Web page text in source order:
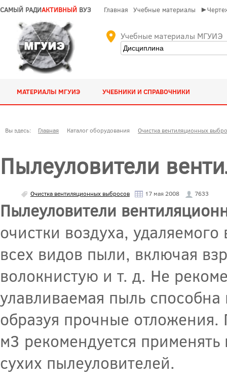
САМЫЙ РАДИАКТИВНЫЙ ВУЗ Главная Учебные материалы
Учебные материалы МГУИЭ
МАТЕРИАЛЫ МГУИЭ УЧЕБНИКИ И СПРАВОЧНИКИ
Вы здесь: Главная Каталог оборудования Очистка вентиляционных
Пылеуловители
Очистка вентиляционных выбросов 17 мая 2008 7633
Пылеуловители
очистки воздуха,
всех видов пыли, включая
волокнистую и т. д. Не
улавливаемая пыль способна
образуя прочные
м3 рекомендуется
сухих пылеуловителей.